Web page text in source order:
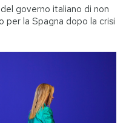
governo italiano di non
la Spagna dopo la crisi